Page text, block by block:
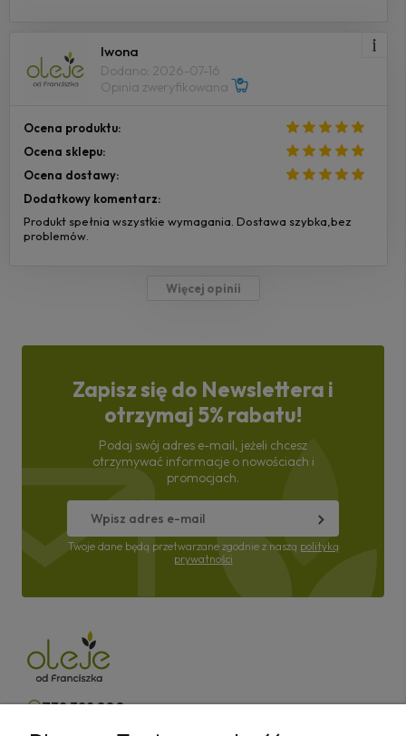
Iwona
Dodano: 2026-07-16
Opinia zweryfikowana
Ocena produktu:
Ocena sklepu:
Ocena dostawy:
Dodatkowy komentarz:
Produkt spełnia wszystkie wymagania. Dostawa szybka,bez
problemów.
Więcej opinii
Zapisz się do Newslettera i
otrzymaj 5% rabatu!
Podaj swój adres e-mail, jeżeli chcesz
otrzymywać informacje o nowościach i
promocjach.
Twoje dane będą przetwarzane zgodnie z naszą polityką
prywatności
732 322 800